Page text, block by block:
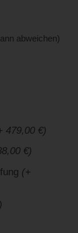
abweichen)
479,00 €)
€)
(+